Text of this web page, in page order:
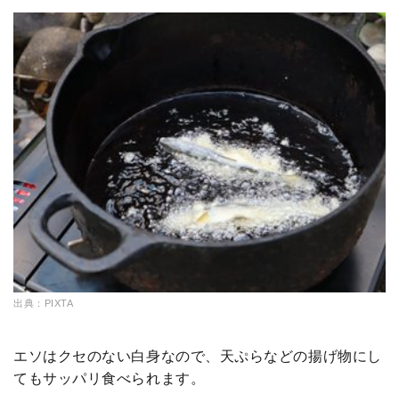
出典：PIXTA
エソはクセのない白身なので、天ぷらなどの揚げ物にし
てもサッパリ食べられます。